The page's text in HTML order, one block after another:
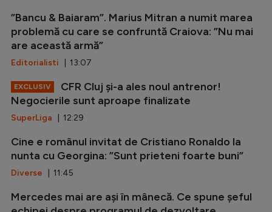
”Bancu & Baiaram”. Marius Mitran a numit marea
problemă cu care se confruntă Craiova: ”Nu mai
are această armă”
Editorialisti | 13:07
EXCLUSIV
CFR Cluj și-a ales noul antrenor!
Negocierile sunt aproape finalizate
SuperLiga | 12:29
Cine e românul invitat de Cristiano Ronaldo la
nunta cu Georgina: ”Sunt prieteni foarte buni”
Diverse | 11:45
Mercedes mai are ași în mânecă. Ce spune șeful